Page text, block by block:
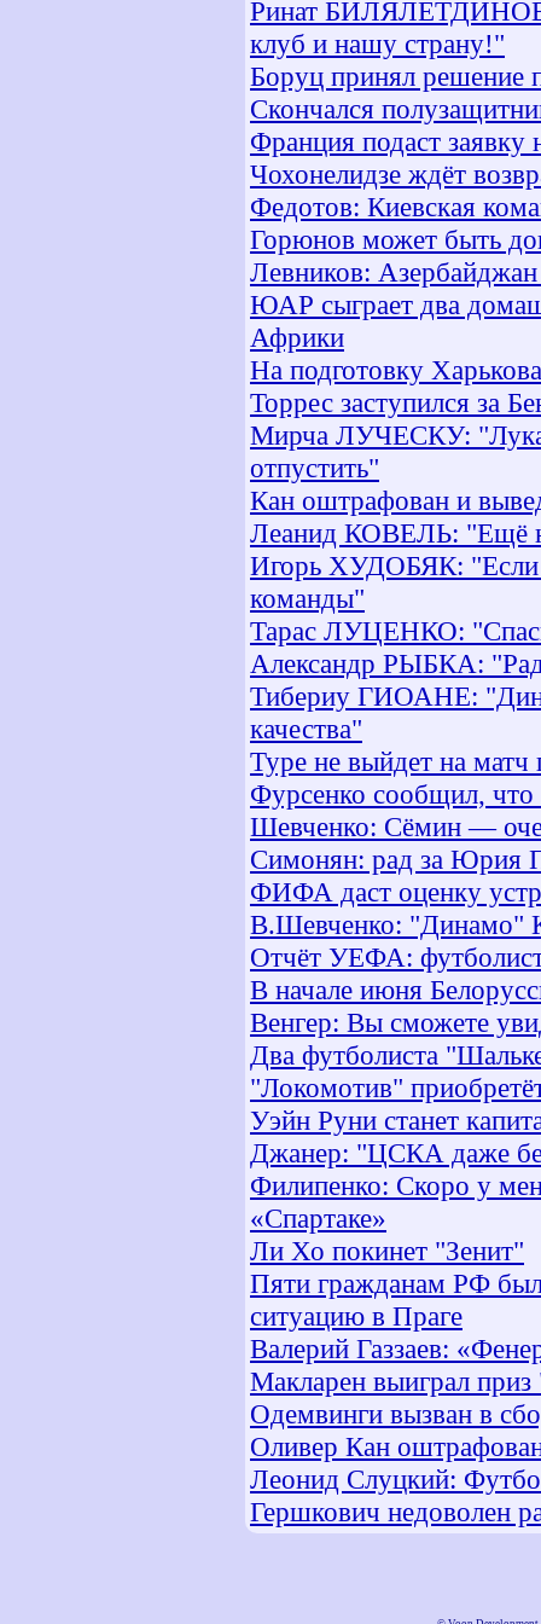
Ринат БИЛЯЛЕТДИНОВ:
клуб и нашу страну!"
Боруц принял решение
Скончался
Франция подаст
Чохонелидзе ждёт
Федотов: Киевская
Горюнов может быть
Левников:
ЮАР сыграет два
Африки
На подготовку
Торрес заступился за
Мирча ЛУЧЕСКУ:
отпустить"
Кан оштрафован и
Леанид КОВЕЛЬ: "Ещё
Игорь ХУДОБЯК: "Если
команды"
Тарас ЛУЦЕНКО:
Александр РЫБКА:
Тибериу ГИОАНЕ:
качества"
Туре не выйдет на
Фурсенко сообщил,
Шевченко: Сёмин —
Симонян: рад за Юрия
ФИФА даст оценку
В.Шевченко: "Динамо"
Отчёт УЕФА:
В начале июня
Венгер: Вы сможете
Два футболиста
"Локомотив"
Уэйн Руни станет
Джанер: "ЦСКА даже
Филипенко: Скоро у
«Спартаке»
Ли Хо покинет "Зенит"
Пяти гражданам РФ
ситуацию в Праге
Валерий Газзаев:
Макларен выиграл
Одемвинги вызван в
Оливер Кан
Леонид Слуцкий:
Гершкович недоволен